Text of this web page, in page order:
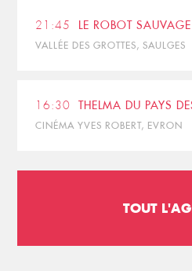
21:45 LE ROBOT SAUVAGE
VALLÉE DES GROTTES, SAULGES
16:30 THELMA DU PAYS
CINÉMA YVES ROBERT, EVRON
TOUT